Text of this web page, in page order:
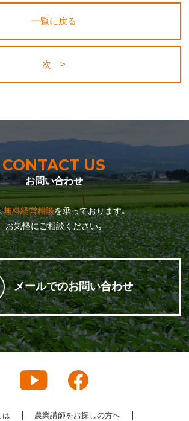
一覧に戻る
次 >
CONTACT US
お問い合わせ
無料経営相談を承っております｡
お気軽にご相談ください｡
メールでのお問い合わせ
は 農業講師をお探しの方へ